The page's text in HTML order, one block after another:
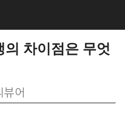
차이점은 무엇
뷰어